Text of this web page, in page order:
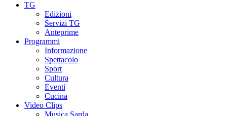
TG
Edizioni
Servizi TG
Anteprime
Programmi
Informazione
Spettacolo
Sport
Cultura
Eventi
Cucina
Video Clips
Musica Sarda